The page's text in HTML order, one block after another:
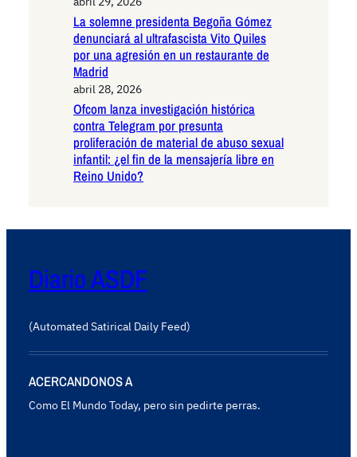
La solemne presidenta Begoña Gómez
denunciará al ultrafascista Vito Quiles
por una agresión en un restaurante de
Madrid
abril 28, 2026
Ofcom lanza investigación histórica
contra Telegram por presunta
proliferación de material de abuso sexual
infantil: ¿el fin de la mensajería libre en
Reino Unido?
Diario ASDF
(Automated Satirical Daily Feed)
ACERCANDONOS A
Como El Mundo Today, pero sin pedirte perras.